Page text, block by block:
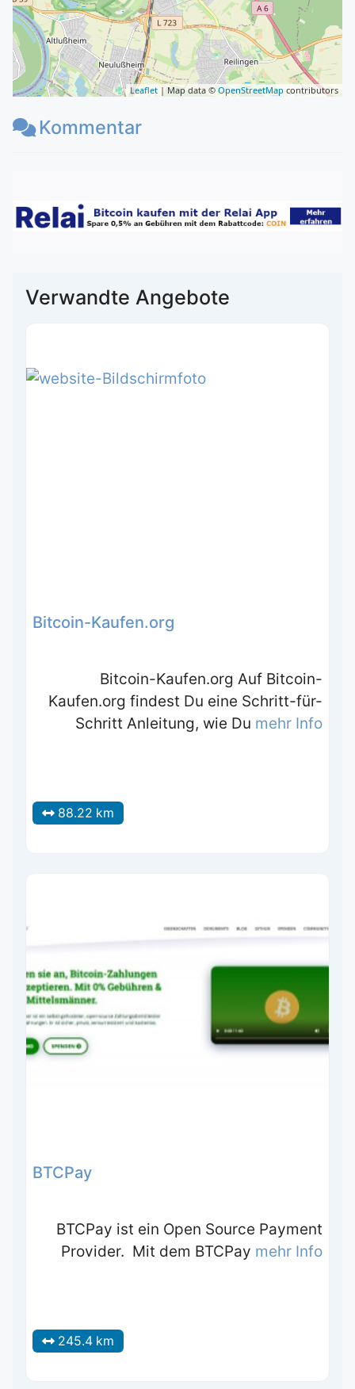
Leaflet | Map data ©OpenStreetMap contributors
Kommentar
Verwandte Angebote
Bitcoin-Kaufen.org
Bitcoin-Kaufen.org Auf Bitcoin-
Kaufen.org findest Du eine Schritt-für-
Schritt Anleitung, wie Du mehr Info
88.22 km
BTCPay
BTCPay ist ein Open Source Payment
Provider. Mit dem BTCPay mehr Info
245.4 km